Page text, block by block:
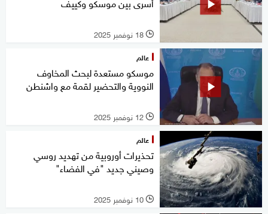
l 18 نوفمبر 2025
عالم
موسكو مستعدة لبحث المخاوف
النووية والتحضير لقمة مع واشنطن
l 12 نوفمبر 2025
عالم
تحذيرات أوروبية من تهديد روسي
وصيني جديد "في الفضاء"
l 10 نوفمبر 2025